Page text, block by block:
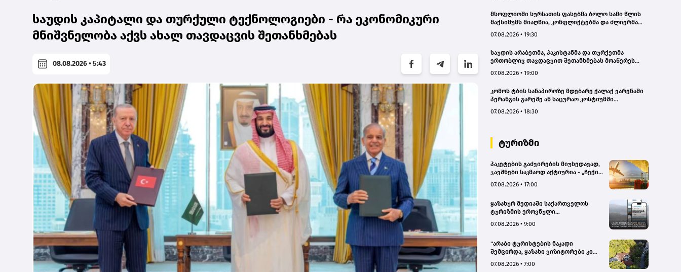
საუდის კაპიტალი და თურქული ტექნოლოგიები - რა ეკონომიკური
მნიშვნელობა აქვს ახალ თავდაცვის შეთანხმებას
08.08.2026 • 5:43
მსოფლიოში სურსათის ფასებმა ბოლო სამი წლის
მაქსიმუმს მიაღწია, კონფლიქტებმა და ძლიერმა
„გარდიანი“
07.08.2026 • 19:30
საუდის არაბეთმა, პაკისტანმა და თურქეთმა
ერთობლივ თავდაცვით შეთანხმებას მოაწერეს
07.08.2026 • 19:00
კომოს ტბის სანაპიროზე მდებარე ქალაქ ვარენაში
პერანგის გარეშე ან საცურაო კოსტიუმში
მოუწევთ
07.08.2026 • 18:30
ტურიზმი
პაკეტების გაძვირების მიუხედავად,
ჯავშნები საკმაოდ აქტიურია - „ჩექინ
07.08.2026 • 17:00
ყაზახურ მედიაში საქართველოს
ტურიზმის ეროვნული
კამპანიის ფარგლებში სტატიები
07.08.2026 • 9:00
"არაბი ტურისტების ნაკადი
შემცირდა, ყაზახი ვიზიტორები კი
Hotel
07.08.2026 • 7:00